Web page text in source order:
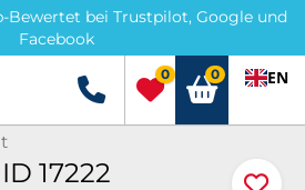
Bewertet bei Trustpilot, Google und
Facebook
+49 5741 3222690
0 0 EN
17222